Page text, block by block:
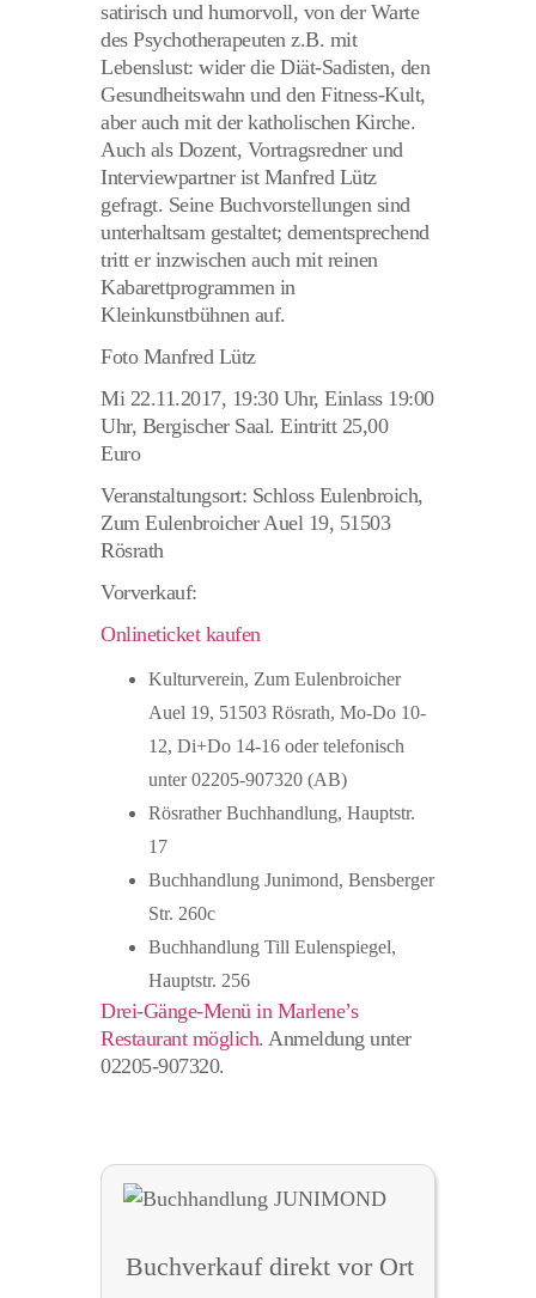
satirisch und humorvoll, von der Warte
des Psychotherapeuten z.B. mit
Lebenslust: wider die Diät-Sadisten, den
Gesundheitswahn und den Fitness-Kult,
aber auch mit der katholischen Kirche.
Auch als Dozent, Vortragsredner und
Interviewpartner ist Manfred Lütz
gefragt. Seine Buchvorstellungen sind
unterhaltsam gestaltet; dementsprechend
tritt er inzwischen auch mit reinen
Kabarettprogrammen in
Kleinkunstbühnen auf.
Foto Manfred Lütz
Mi 22.11.2017, 19:30 Uhr, Einlass 19:00
Uhr, Bergischer Saal. Eintritt 25,00
Euro
Veranstaltungsort: Schloss Eulenbroich,
Zum Eulenbroicher Auel 19, 51503
Rösrath
Vorverkauf:
Onlineticket kaufen
Kulturverein, Zum Eulenbroicher
Auel 19, 51503 Rösrath, Mo-Do 10-
12, Di+Do 14-16 oder telefonisch
unter 02205-907320 (AB)
Rösrather Buchhandlung, Hauptstr.
17
Buchhandlung Junimond, Bensberger
Str. 260c
Buchhandlung Till Eulenspiegel,
Hauptstr. 256
Drei-Gänge-Menü in Marlene’s
Restaurant möglich. Anmeldung unter
02205-907320.
Buchverkauf direkt vor Ort